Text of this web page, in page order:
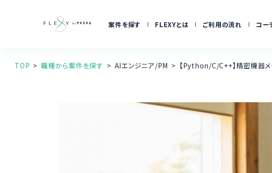
案件を探す FLEXYとは ご利用の流れ コー
TOP 職種から案件を探す AIエンジニア/PM 【Python/C/C++】精密機器